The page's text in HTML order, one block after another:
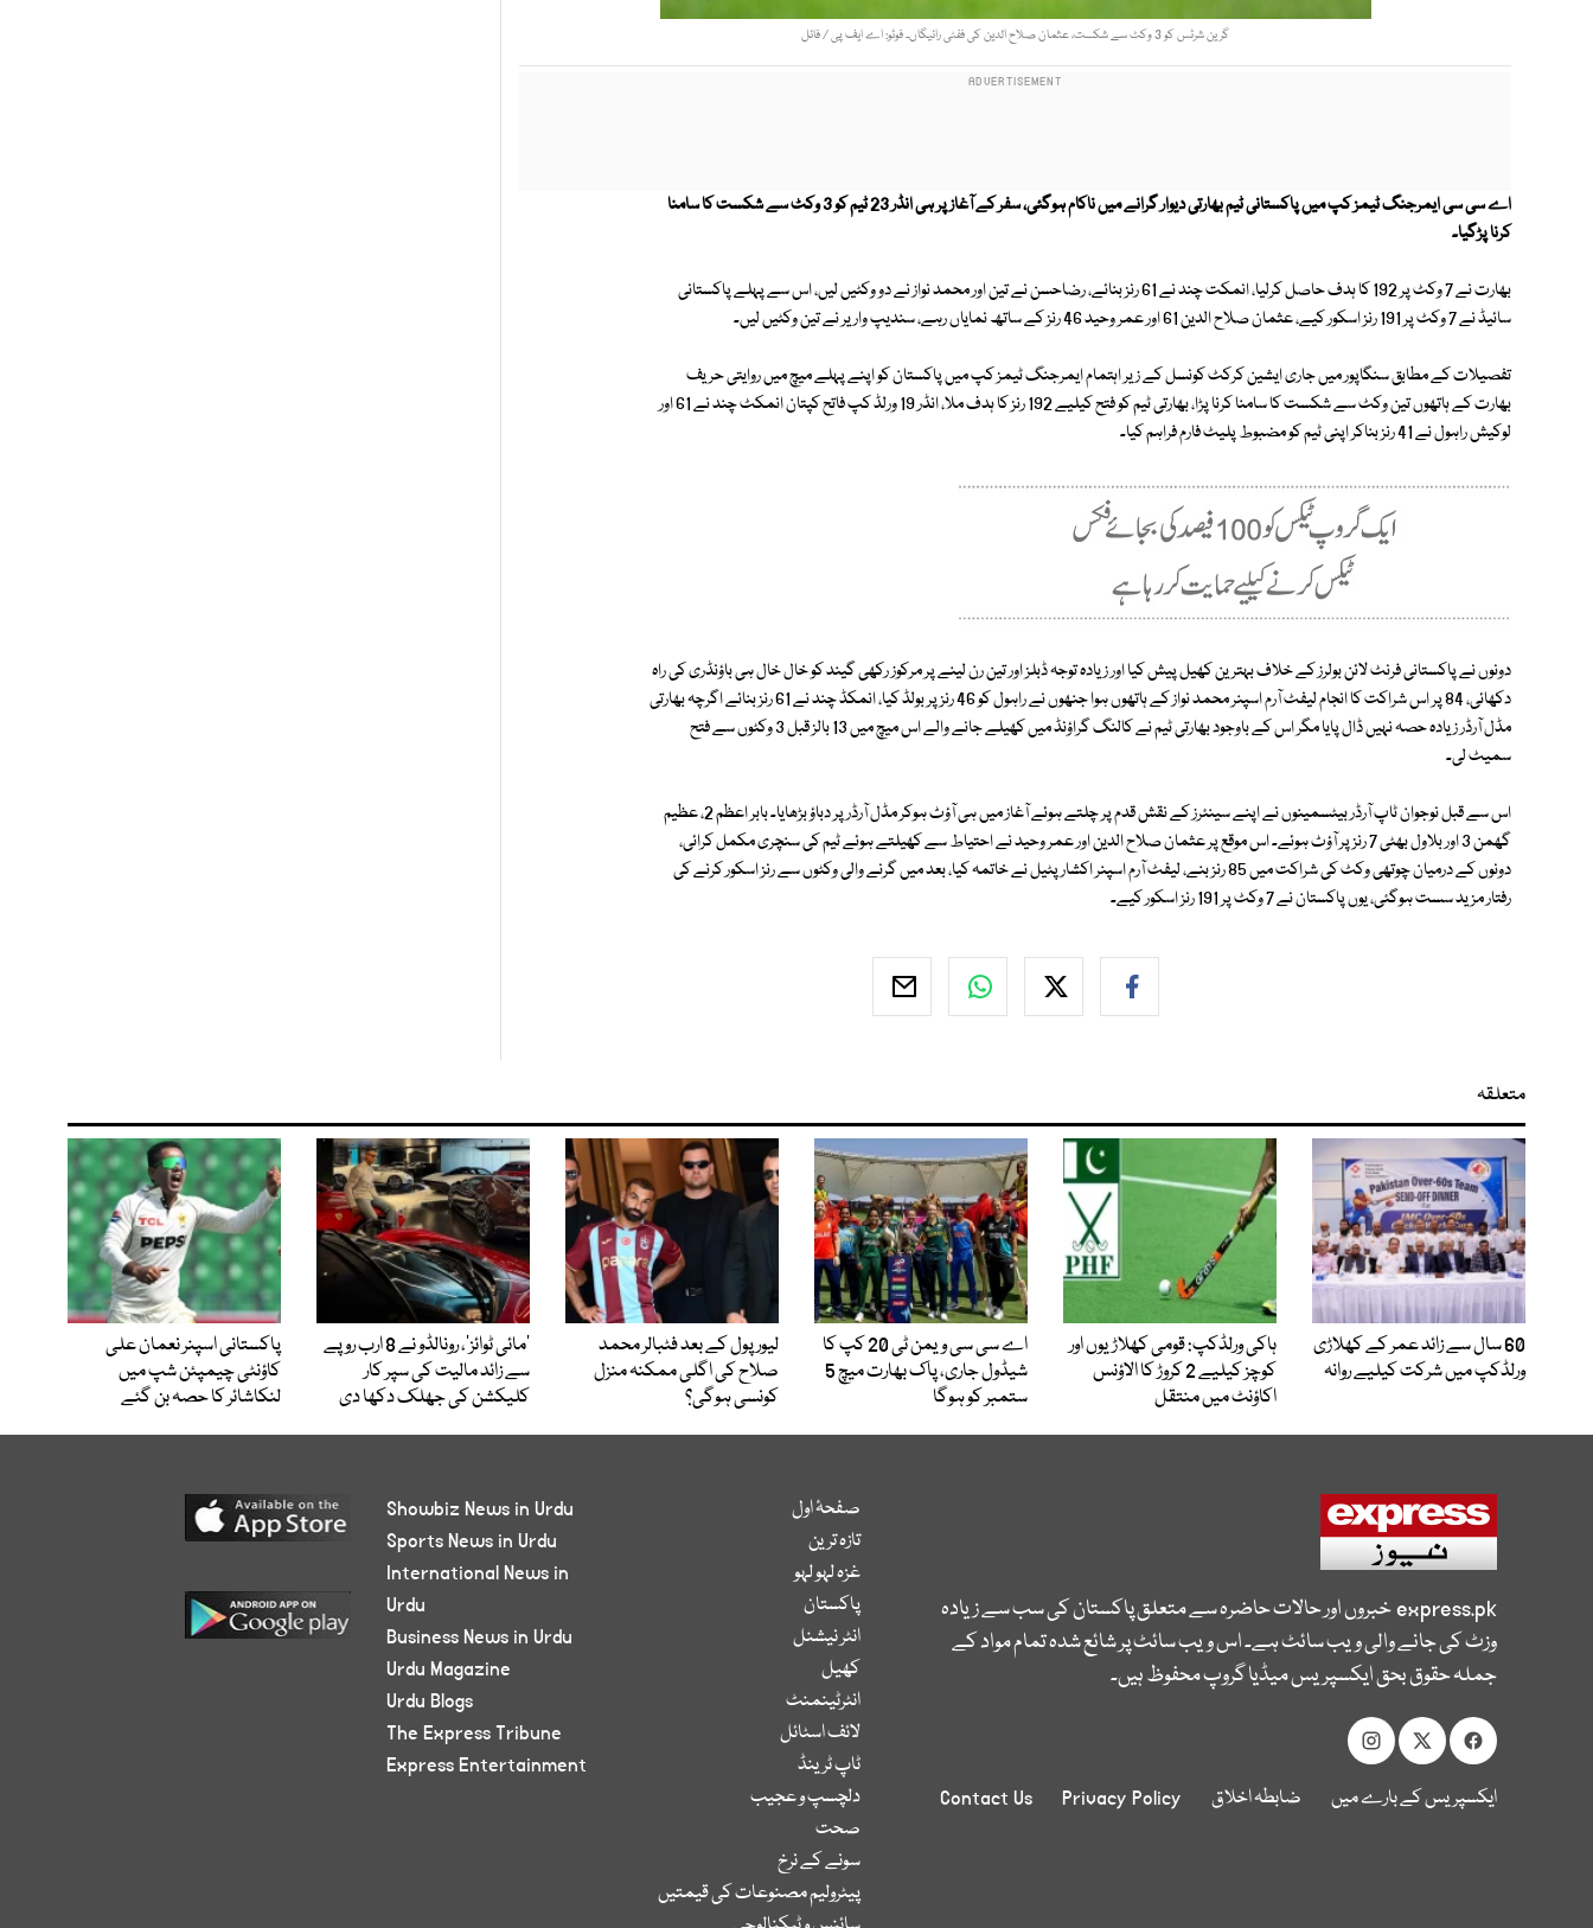
گرین شرٹس کو 3 وکٹ سے شکست، عثمان صلاح الدین کی ففٹی رائیگاں۔ فوٹو: اے ایف پی / فائل
اے سی سی ایمرجنگ ٹیمز کپ میں پاکستانی ٹیم بھارتی دیوار گرانے میں ناکام ہوگئی، سفر کے آغاز پر ہی انڈر 23 ٹیم کو 3 وکٹ سے شکست کا سامنا
کرنا پڑگیا۔
بھارت نے 7 وکٹ پر 192 کا ہدف حاصل کرلیا، انمکت چند نے 61 رنز بنائے، رضاحسن نے تین اور محمد نواز نے دو وکٹیں لیں، اس سے پہلے پاکستانی
سائیڈ نے 7 وکٹ پر 191 رنز اسکور کیے، عثمان صلاح الدین 61 اور عمر وحید 46 رنز کے ساتھ نمایاں رہے، سندیپ واریر نے تین وکٹیں لیں۔
تفصیلات کے مطابق سنگاپور میں جاری ایشین کرکٹ کونسل کے زیر اہتمام ایمرجنگ ٹیمز کپ میں پاکستان کو اپنے پہلے میچ میں روایتی حریف
بھارت کے ہاتھوں تین وکٹ سے شکست کا سامنا کرنا پڑا، بھارتی ٹیم کو فتح کیلیے 192 رنز کا ہدف ملا، انڈر 19 ورلڈ کپ فاتح کپتان انمکٹ چند نے 61 اور
لوکیش راہول نے 41 رنز بناکر اپنی ٹیم کو مضبوط پلیٹ فارم فراہم کیا۔
دونوں نے پاکستانی فرنٹ لائن بولرز کے خلاف بہترین کھیل پیش کیا اور زیادہ توجہ ڈبلز اور تین رن لینے پر مرکوز رکھی گیند کو خال خال ہی باؤنڈری کی راہ
دکھائی، 84 پر اس شراکت کا انجام لیفٹ آرم اسپنر محمد نواز کے ہاتھوں ہوا جنھوں نے راہول کو 46 رنز پر بولڈ کیا، انمکڈ چند نے 61 رنز بنائے اگرچہ بھارتی
مڈل آرڈر زیادہ حصہ نہیں ڈال پایا مگر اس کے باوجود بھارتی ٹیم نے کالنگ گراؤنڈ میں کھیلے جانے والے اس میچ میں 13 بالز قبل 3 وکٹوں سے فتح
سمیٹ لی۔
اس سے قبل نوجوان ٹاپ آرڈر بیٹسمینوں نے اپنے سینئرز کے نقش قدم پر چلتے ہوئے آغاز میں ہی آؤٹ ہوکر مڈل آرڈر پر دباؤ بڑھایا۔ بابر اعظم 2، عظیم
گھمن 3 اور بلاول بھٹی 7 رنز پر آؤٹ ہوئے۔ اس موقع پر عثمان صلاح الدین اور عمر وحید نے احتیاط سے کھیلتے ہوئے ٹیم کی سنچری مکمل کرائی،
دونوں کے درمیان چوتھی وکٹ کی شراکت میں 85 رنز بنے، لیفٹ آرم اسپنر اکشار پٹیل نے خاتمہ کیا، بعد میں گرنے والی وکٹوں سے رنز اسکور کرنے کی
رفتار مزید سست ہوگئی، یوں پاکستان نے 7 وکٹ پر 191 رنز اسکور کیے۔
متعلقہ
60 سال سے زائد عمر کے کھلاڑی
ورلڈکپ میں شرکت کیلیے روانہ
ہاکی ورلڈکپ: قومی کھلاڑیوں اور
کوچز کیلیے 2 کروڑ کا الاؤنس
اکاؤنٹ میں منتقل
اے سی سی ویمن ٹی 20 کپ کا
شیڈول جاری، پاک بھارت میچ 5
ستمبر کو ہوگا
لیور پول کے بعد فٹبالر محمد
صلاح کی اگلی ممکنہ منزل
کونسی ہوگی؟
’مائی ٹوائز‘، رونالڈو نے 8 ارب روپے
سے زائد مالیت کی سپر کار
کلیکشن کی جھلک دکھا دی
پاکستانی اسپنر نعمان علی
کاؤنٹی چیمپئن شپ میں
لنکاشائر کا حصہ بن گئے
express.pkخبروں اور حالات حاضرہ سے متعلق پاکستان کی سب سے زیادہ
وزٹ کی جانے والی ویب سائٹ ہے۔ اس ویب سائٹ پر شائع شدہ تمام مواد کے
جملہ حقوق بحق ایکسپریس میڈیا گروپ محفوظ ہیں۔
ایکسپریس کے بارے میں ضابطہ اخلاق Privacy Policy
Contact Us
صفحۂ اول
تازہ ترین
غزہ لہو لہو
پاکستان
انٹر نیشنل
کھیل
انٹرٹینمنٹ
لائف اسٹائل
ٹاپ ٹرینڈ
دلچسپ و عجیب
صحت
سونے کے نرخ
پیٹرولیم مصنوعات کی قیمتیں
Showbiz News in Urdu
Sports News in Urdu
International News in
Urdu
Business News in Urdu
Urdu Magazine
Urdu Blogs
The Express Tribune
Express Entertainment